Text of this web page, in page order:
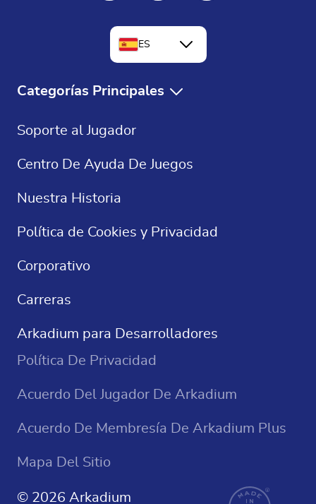
Categorías Principales
Soporte al Jugador
Centro De Ayuda De Juegos
Nuestra Historia
Política de Cookies y Privacidad
ES
Corporativo
Carreras
Arkadium para Desarrolladores
Política De Privacidad
Acuerdo Del Jugador De Arkadium
Acuerdo De Membresía De Arkadium Plus
Mapa Del Sitio
© 2026 Arkadium